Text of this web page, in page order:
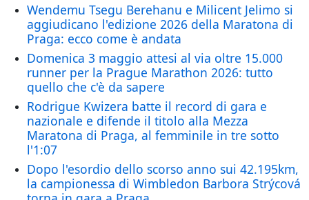
Wendemu Tsegu Berehanu e Milicent Jelimo si
aggiudicano l'edizione 2026 della Maratona di
Praga: ecco come è andata
Domenica 3 maggio attesi al via oltre 15.000
runner per la Prague Marathon 2026: tutto
quello che c'è da sapere
Rodrigue Kwizera batte il record di gara e
nazionale e difende il titolo alla Mezza
Maratona di Praga, al femminile in tre sotto
l'1:07
Dopo l'esordio dello scorso anno sui 42.195km,
la campionessa di Wimbledon Barbora Strýcová